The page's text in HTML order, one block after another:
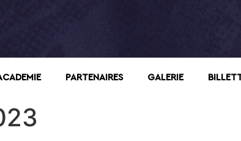
PARTENAIRES GALERIE